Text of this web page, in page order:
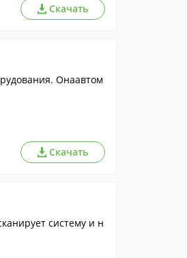
Скачать
Онаавтом
Скачать
систему и н